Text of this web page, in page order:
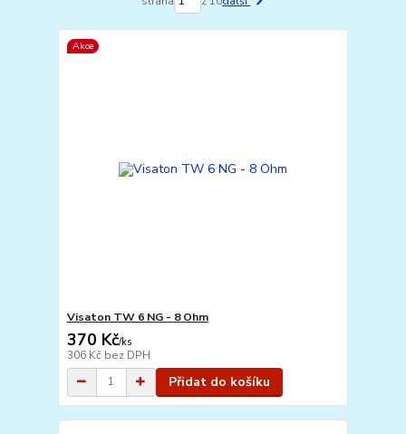
Akce
Visaton TW 6 NG - 8 Ohm
370 Kč/ks
306 Kč bez DPH
Přidat do košíku